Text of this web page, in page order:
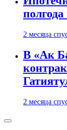
2 месяца
В «Ак
2 месяца